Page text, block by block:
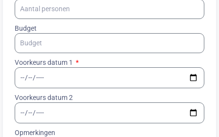
Budget
Voorkeurs datum 1
Voorkeurs datum 2
Opmerkingen